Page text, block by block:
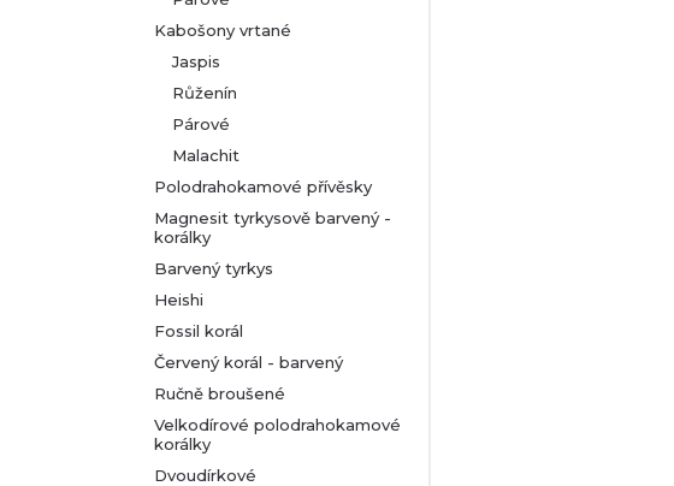
Kabošony vrtané
Jaspis
Růženín
Párové
Malachit
Polodrahokamové přívěsky
Magnesit tyrkysově barvený -
korálky
Barvený tyrkys
Heishi
Fossil korál
Červený korál - barvený
Ručně broušené
Velkodírové polodrahokamové
korálky
Dvoudírkové